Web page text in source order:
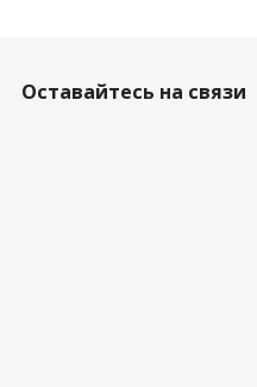
Оставайтесь на связи